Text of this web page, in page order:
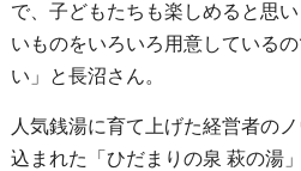
で、子どもたちも楽しめると思
いものをいろいろ用意している
い」と長沼さん。
人気銭湯に育て上げた経営者の
込まれた「ひだまりの泉 萩の湯